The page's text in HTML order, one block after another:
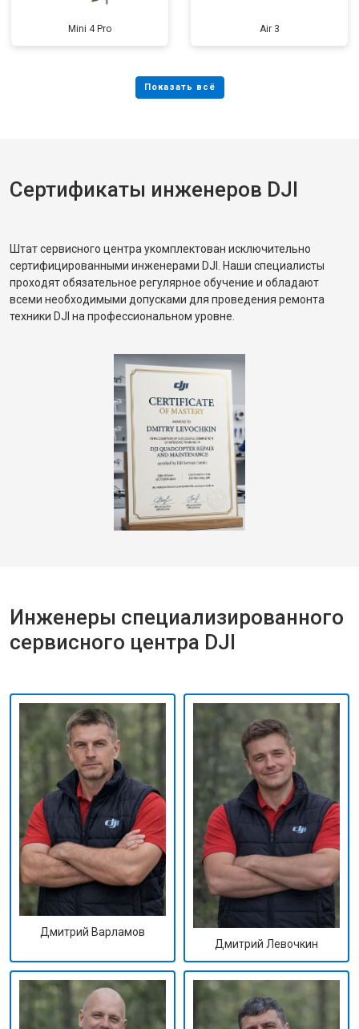
Mini 4 Pro Air 3
Сертификаты инженеров DJI
Штат сервисного центра укомплектован исключительно
сертифицированными инженерами DJI. Наши специалисты
проходят обязательное регулярное обучение и обладают
всеми необходимыми допусками для проведения ремонта
техники DJI на профессиональном уровне.
Инженеры специализированного
сервисного центра DJI
Дмитрий Варламов
Дмитрий Левочкин